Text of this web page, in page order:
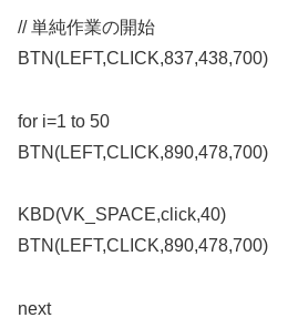
// 単純作業の開始
BTN(LEFT,CLICK,837,438,700)
for i=1 to 50
BTN(LEFT,CLICK,890,478,700)
KBD(VK_SPACE,click,40)
BTN(LEFT,CLICK,890,478,700)
next